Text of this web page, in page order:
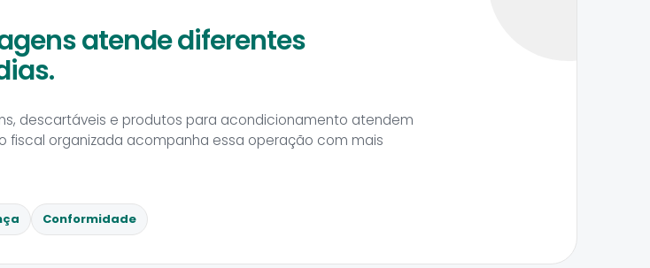
atende diferentes
descartáveis e produtos para acondicionamento atendem
fiscal organizada acompanha essa operação com mais
Conformidade